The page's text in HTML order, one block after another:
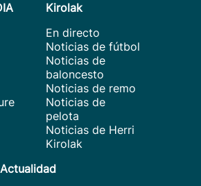
Kirolak
En directo
Noticias de fútbol
Noticias de
baloncesto
Noticias de remo
Noticias de
pelota
Noticias de Herri
Kirolak
Actualidad